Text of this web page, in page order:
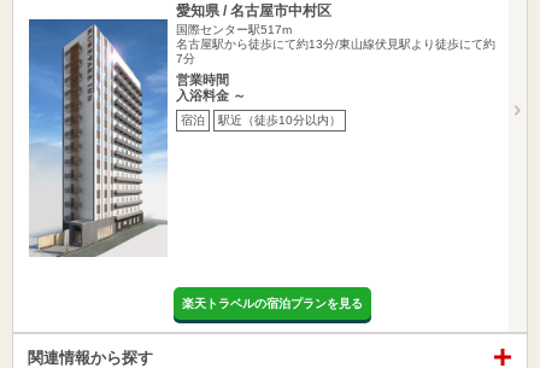
愛知県 / 名古屋市中村区
国際センター駅517m
名古屋駅から徒歩にて約13分/東山線伏見駅より徒歩にて約
7分
営業時間
入浴料金 ～
宿泊 駅近（徒歩10分以内）
楽天トラベルの宿泊プランを見る
関連情報から探す